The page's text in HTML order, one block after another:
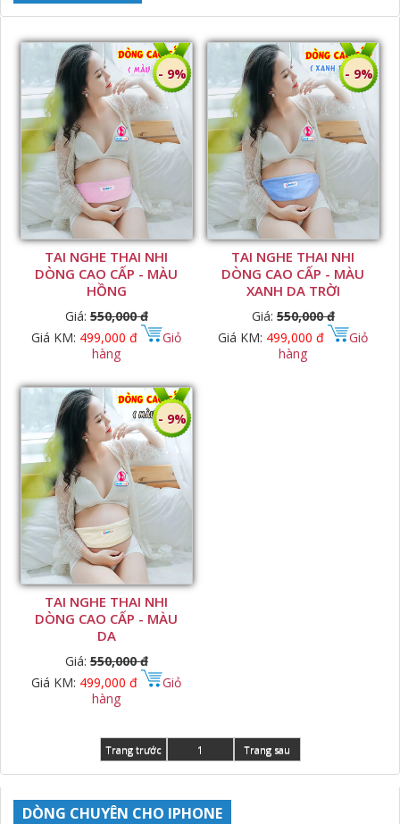
TAI NGHE THAI NHI
DÒNG CAO CẤP - MÀU
HỒNG
Giá: 550,000 đ
Giá KM: 499,000 đ
Giỏ
hàng
- 9%
TAI NGHE THAI NHI
DÒNG CAO CẤP - MÀU
XANH DA TRỜI
Giá: 550,000 đ
Giá KM: 499,000 đ
Giỏ
hàng
- 9%
TAI NGHE THAI NHI
DÒNG CAO CẤP - MÀU
DA
Giá: 550,000 đ
Giá KM: 499,000 đ
Giỏ
hàng
- 9%
Trang trước 1 Trang sau
DÒNG CHUYÊN CHO IPHONE